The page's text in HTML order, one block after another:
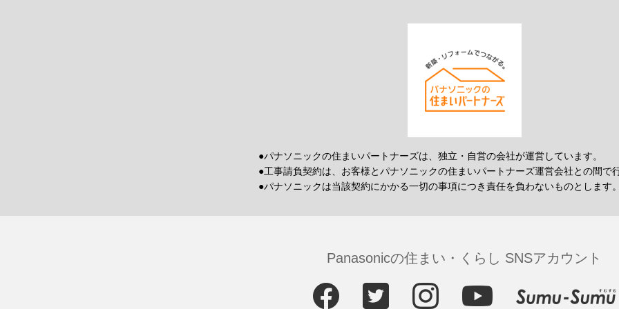
●パナソニックの住まいパートナーズは、独立・自営の会社が運営しています。
●工事請負契約は、お客様とパナソニックの住まいパートナーズ運営会社との間で
●パナソニックは当該契約にかかる一切の事項につき責任を負わないものとします。
Panasonicの住まい・くらし SNSアカウント